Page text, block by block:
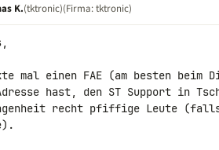
K.(tktronic)(Firma: tktronic)
mal einen FAE (am besten beim
hast, den ST Support in
recht pfiffige Leute